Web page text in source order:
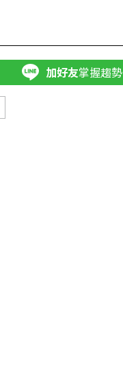
加好友掌握趨勢